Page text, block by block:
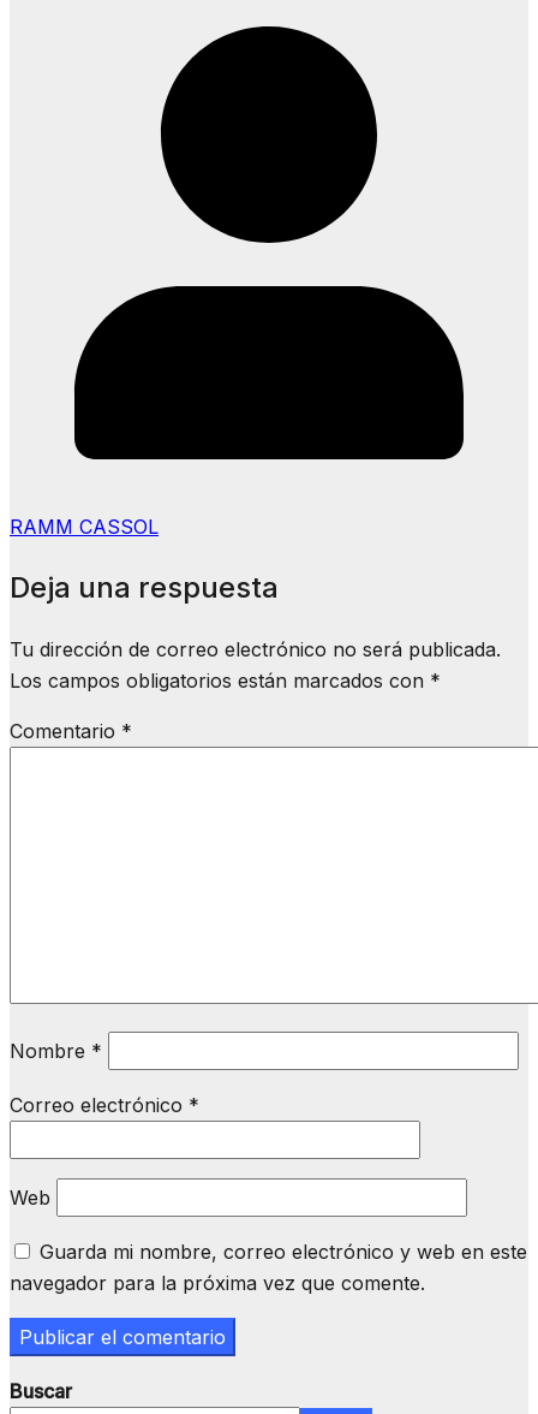
RAMM CASSOL
Deja una respuesta
Tu dirección de correo electrónico no será publicada.
Los campos obligatorios están marcados con *
Comentario *
Nombre *
Correo electrónico *
Web
Guarda mi nombre, correo electrónico y web en este
navegador para la próxima vez que comente.
Buscar